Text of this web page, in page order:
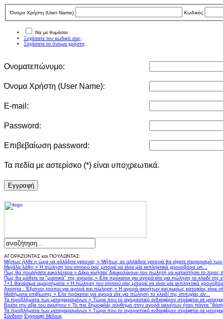
Όνομα Χρήστη (User Νame) Κωδικός
Να με θυμάσαι
Ξεχάσατε τον κωδικό σας;
Ξεχάσατε το όνομα χρήστη;
Ονοματεπώνυμο:
Όνομα Χρήστη (User Νame):
E-mail:
Password:
Επιβεβαίωση password:
Τα πεδία με αστερίσκο (*) είναι υποχρεωτικά.
Eγγραφή
ΑΓΟΡΑΖΟΝΤΑΣ και ΠΟΥΛΩΝΤΑΣ:
Μήπως ήλθε η ώρα να αλλάξετε γειτονιά; » Μήπως αν αλλάζατε γειτονιά θα είχατε περιορισμό
Μεγάλα λάθη » Η πώληση του σπιτιού σας μπορεί να είναι μία εκπληκτικά χρονοβόρα υπ...
Πως θα πουλήσετε ευκολότερα » Δέκα κινήσεις διευκολύνουν τον πωλητή να καταστήσει το προς
Πως θα μάθετε τα "μυστικά" της αγοράς » Είτε πρόκειται για αγορά είτε για πώληση το κλειδί της
7+1 θανάσιμα αμαρτήματα » Η πώληση του σπιτιού σας μπορεί να είναι μία εκπληκτικά
Ακινητα : Έξυπνοι τρόποι για αγορά και πώληση » Η αγορά ακινήτων και κυρίως κατοικίας είναι
Μαθήματα επιβίωσης » Είτε πρόκειται για αγορά είτε για πώληση το κλειδί της επιτυχίας είν...
Τα προβλήματα των μεταχειρισμένων » Τώρα που το αγοραστικό ενδιαφέρον στρέφεται σε
Βρείτε την αξία του ακινήτου » Το πιο δημοφιλές σύνθημα στην αγορά ακινήτων ήταν πάντα
Τα προβλήματα των μεταχειρισμένων » Τώρα που το αγοραστικό ενδιαφέρον στρέφεται σε
Σύνδεση Εγγραφή Μέλους